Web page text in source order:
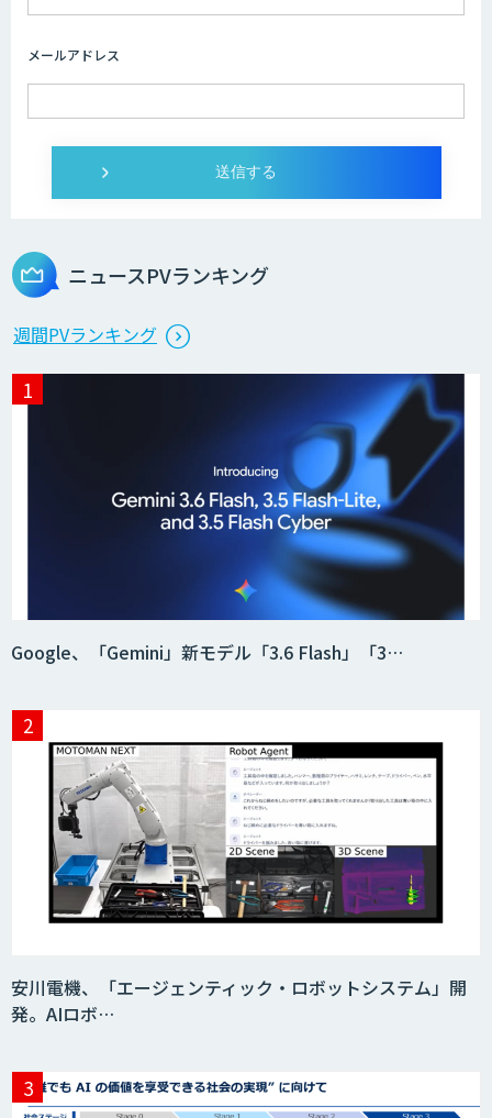
Dify開発支援
SELFBOT AIエージェント
製造業特化型オーダーメイドAI開発（知
財/FMEA/電気回路/CAD/外観検査）
需要予測＋業務最適化AIシステム
imprai ezCheck
JAPAN AI HR
miibo
メールアドレス
ニュースPVランキング
週間PVランキング
Google、「Gemini」新モデル「3.6 Flash」「3…
安川電機、「エージェンティック・ロボットシステム」開
発。AIロボ…